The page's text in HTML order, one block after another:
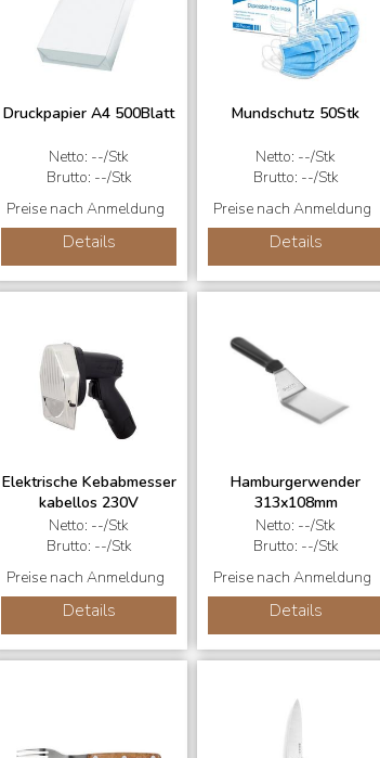
Druckpapier A4 500Blatt
Netto: --/Stk
Brutto: --/Stk
Preise nach Anmeldung
Details
Mundschutz 50Stk
Netto: --/Stk
Brutto: --/Stk
Preise nach Anmeldung
Details
Elektrische Kebabmesser
kabellos 230V
Netto: --/Stk
Brutto: --/Stk
Preise nach Anmeldung
Details
Hamburgerwender
313x108mm
Netto: --/Stk
Brutto: --/Stk
Preise nach Anmeldung
Details